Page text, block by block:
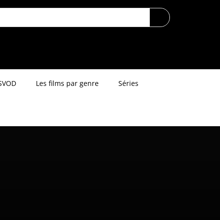
Les films par genre Séries